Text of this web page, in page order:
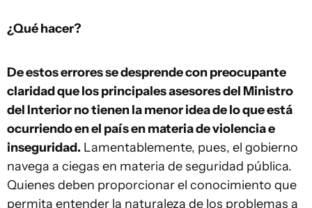
¿Qué hacer?
De estos errores se desprende con preocupante
claridad que los principales asesores del Ministro
del Interior no tienen la menor idea de lo que está
ocurriendo en el país en materia de violencia e
inseguridad. Lamentablemente, pues, el gobierno
navega a ciegas en materia de seguridad pública.
Quienes deben proporcionar el conocimiento que
permita entender la naturaleza de los problemas a